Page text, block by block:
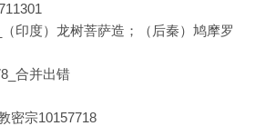
印度）龙树菩萨造；（后秦）鸠摩罗
合并出错
密宗10157718